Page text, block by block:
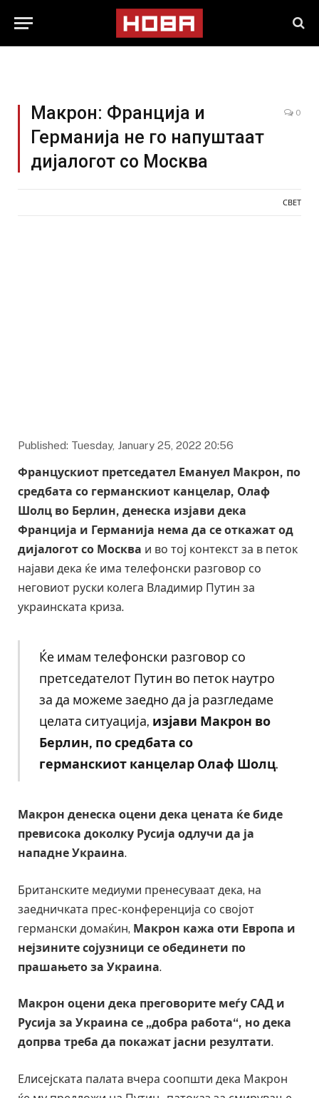
Макрон: Франција и
Германија не го напуштаат
дијалогот со Москва
0
СВЕТ
Published: Tuesday, January 25, 2022 20:56
Францускиот претседател Емануел Макрон, по
средбата со германскиот канцелар, Олаф
Шолц во Берлин, денеска изјави дека
Франција и Германија нема да се откажат од
дијалогот со Москва и во тој контекст за в петок
најави дека ќе има телефонски разговор со
неговиот руски колега Владимир Путин за
украинската криза.
Ќе имам телефонски разговор со
претседателот Путин во петок наутро
за да можеме заедно да ја разгледаме
целата ситуација, изјави Макрон во
Берлин, по средбата со
германскиот канцелар Олаф Шолц.
Макрон денеска оцени дека цената ќе биде
превисока доколку Русија одлучи да ја
нападне Украина.
Британските медиуми пренесуваат дека, на
заедничката прес-конференција со својот
германски домаќин, Макрон кажа оти Европа и
нејзините сојузници се обединети по
прашањето за Украина.
Макрон оцени дека преговорите меѓу САД и
Русија за Украина се „добра работа“, но дека
допрва треба да покажат јасни резултати.
Елисејската палата вчера соопшти дека Макрон